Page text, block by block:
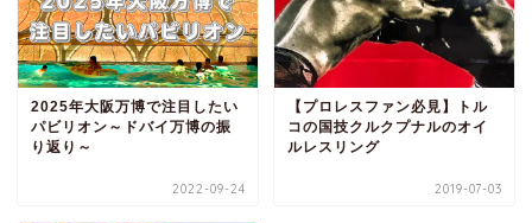
2025年大阪万博で注目したい
パビリオン～ドバイ万博の振
り返り～
2022-09-24
【プロレスファン必見】トル
コの国技クルクプナルのオイ
ルレスリング
2019-07-03